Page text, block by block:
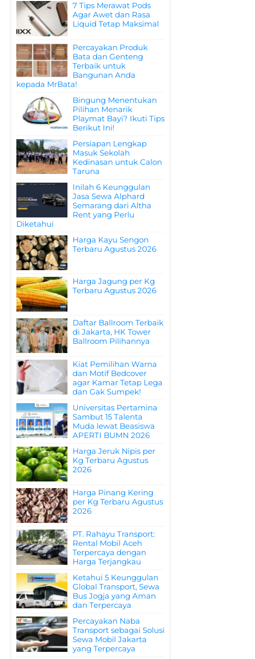
7 Tips Merawat Pods
Agar Awet dan Rasa
Liquid Tetap Maksimal
Percayakan Produk
Bata dan Genteng
Terbaik untuk
Bangunan Anda
kepada MrBata!
Bingung Menentukan
Pilihan Menarik
Playmat Bayi? Ikuti Tips
Berikut Ini!
Persiapan Lengkap
Masuk Sekolah
Kedinasan untuk Calon
Taruna
Inilah 6 Keunggulan
Jasa Sewa Alphard
Semarang dari Altha
Rent yang Perlu
Diketahui
Harga Kayu Sengon
Terbaru Agustus 2026
Harga Jagung per Kg
Terbaru Agustus 2026
Daftar Ballroom Terbaik
di Jakarta, HK Tower
Ballroom Pilihannya
Kiat Pemilihan Warna
dan Motif Bedcover
agar Kamar Tetap Lega
dan Gak Sumpek!
Universitas Pertamina
Sambut 15 Talenta
Muda lewat Beasiswa
APERTI BUMN 2026
Harga Jeruk Nipis per
Kg Terbaru Agustus
2026
Harga Pinang Kering
per Kg Terbaru Agustus
2026
PT. Rahayu Transport:
Rental Mobil Aceh
Terpercaya dengan
Harga Terjangkau
Ketahui 5 Keunggulan
Global Transport, Sewa
Bus Jogja yang Aman
dan Terpercaya
Percayakan Naba
Transport sebagai Solusi
Sewa Mobil Jakarta
yang Terpercaya